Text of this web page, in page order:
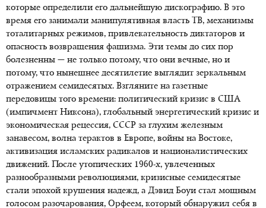
которые определили его дальнейшую дискографию. В это
время его занимали манипулятивная власть ТВ, механизмы
тоталитарных режимов, привлекательность диктаторов и
опасность возвращения фашизма. Эти темы до сих пор
болезненны — не только потому, что они вечные, но и
потому, что нынешнее десятилетие выглядит зеркальным
отражением семидесятых. Взгляните на газетные
передовицы того времени: политический кризис в США
(импичмент Никсона), глобальный энергетический кризис и
экономическая рецессия, СССР за глухим железным
занавесом, волна терактов в Европе, войны на Востоке,
активизация исламских радикалов и националистических
движений. После утопических 1960-х, увлеченных
разнообразными революциями, кризисные семидесятые
стали эпохой крушения надежд, а Дэвид Боуи стал мощным
голосом разочарования, Орфеем, который обнаружил себя в